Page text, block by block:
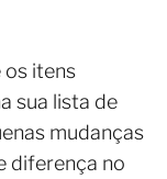
os itens
sua lista de
mudanças
diferença no